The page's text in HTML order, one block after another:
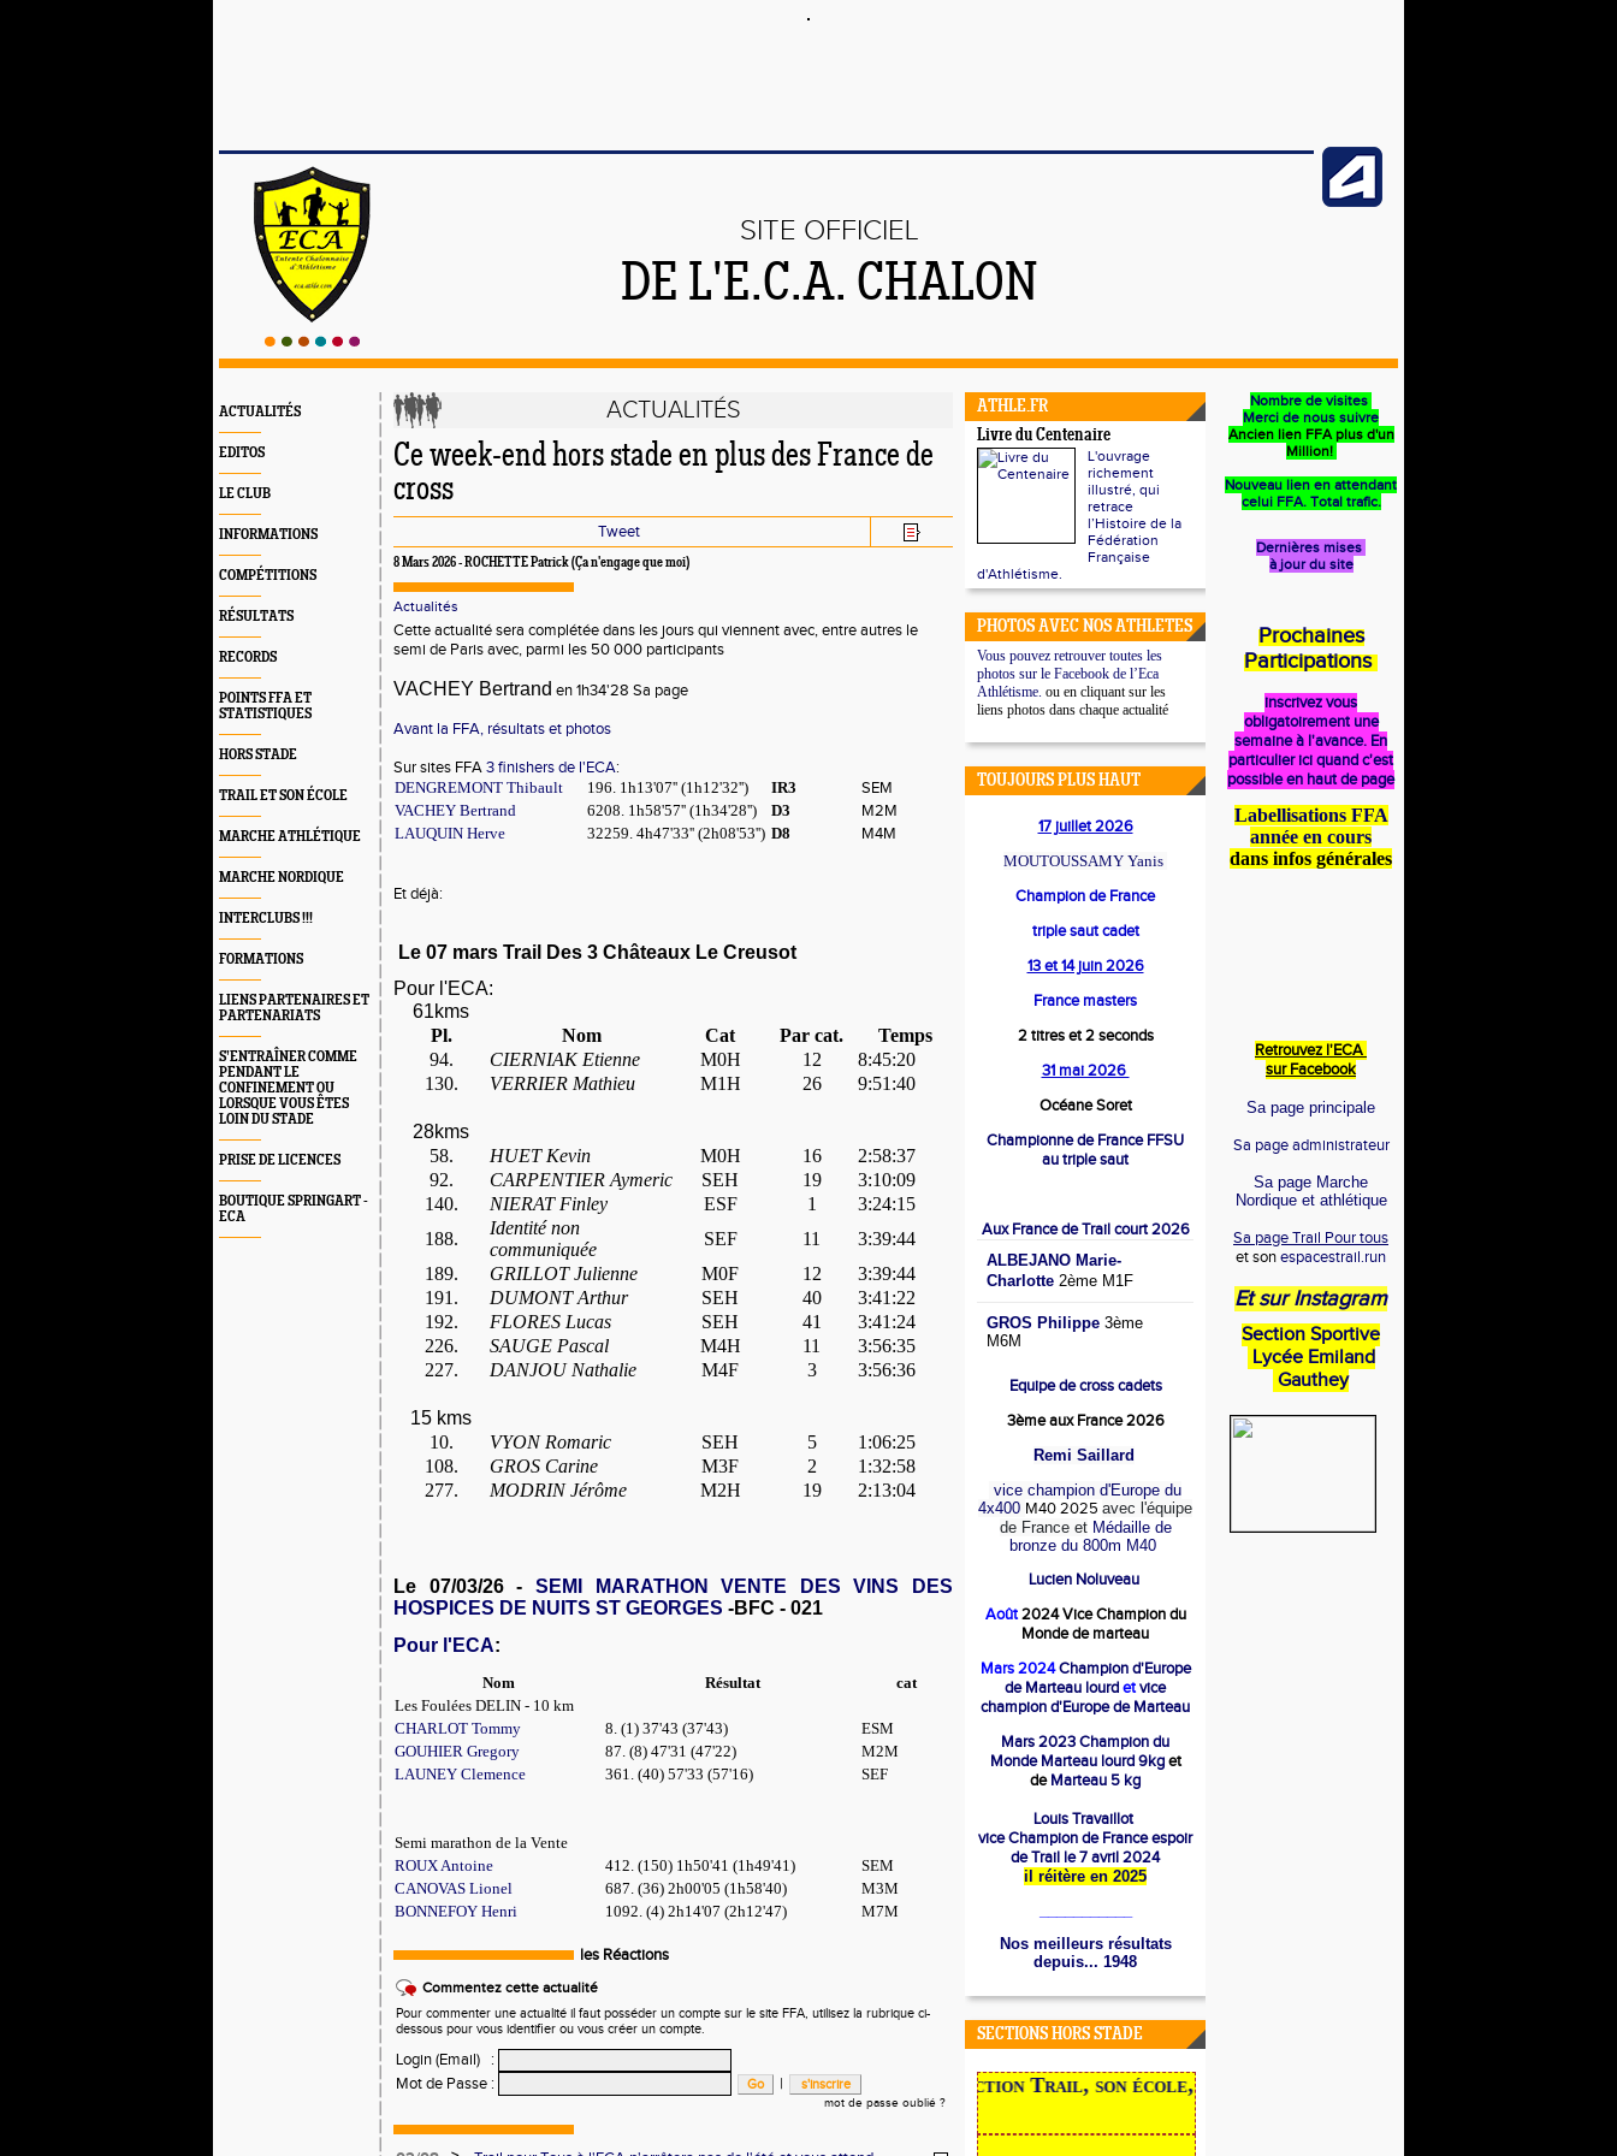
SITE OFFICIEL
DE L'E.C.A. CHALON
ACTUALITÉS
EDITOS
LE CLUB
INFORMATIONS
COMPÉTITIONS
RÉSULTATS
RECORDS
POINTS FFA ET
STATISTIQUES
HORS STADE
TRAIL ET SON ÉCOLE
MARCHE ATHLÉTIQUE
MARCHE NORDIQUE
INTERCLUBS !!!
FORMATIONS
LIENS PARTENAIRES ET
PARTENARIATS
S’ENTRAÎNER COMME
PENDANT LE
CONFINEMENT OU
LORSQUE VOUS ÊTES
LOIN DU STADE
PRISE DE LICENCES
BOUTIQUE SPRINGART -
ECA
ACTUALITÉS
Ce week-end hors stade en plus des France de
cross
Tweet
8 Mars 2026 - ROCHETTE Patrick (Ça n'engage que moi)
Actualités
Cette actualité sera complétée dans les jours qui viennent avec, entre autres le
semi de Paris avec, parmi les 50 000 participants
VACHEY Bertrand en 1h34'28 Sa page
Avant la FFA, résultats et photos
Sur sites FFA3 finishers de l'ECA:
DENGREMONT Thibault 196. 1h13'07'' (1h12'32'') IR3 SEM
VACHEY Bertrand 6208. 1h58'57'' (1h34'28'') D3 M2M
LAUQUIN Herve 32259. 4h47'33'' (2h08'53'') D8 M4M
Et déjà:
Le 07 mars Trail Des 3 Châteaux Le Creusot
Pour l'ECA:
61kms
Pl.
Nom Cat Par cat.
Temps
94.
CIERNIAK Etienne M0H 12
8:45:20
130.
VERRIER Mathieu M1H 26 9:51:40
28kms
58.
HUET Kevin M0H 16
2:58:37
92.
CARPENTIER Aymeric SEH 19
3:10:09
140.
NIERAT Finley ESF 1
3:24:15
188.
Identité non
communiquée
SEF 11
3:39:44
189.
GRILLOT Julienne M0F 12
3:39:44
191.
DUMONT Arthur SEH 40
3:41:22
192.
FLORES Lucas SEH 41
3:41:24
226.
SAUGE Pascal M4H 11
3:56:35
227.
DANJOU Nathalie M4F 3 3:56:36
15 kms
10.
VYON Romaric SEH 5
1:06:25
108.
GROS Carine M3F 2
1:32:58
277.
MODRIN Jérôme M2H 19 2:13:04
Le 07/03/26 - SEMI MARATHON VENTE DES VINS DES
HOSPICES DE NUITS ST GEORGES -BFC - 021
Pour l'ECA:
Nom Résultat
cat
Les Foulées DELIN - 10 km
CHARLOT Tommy
8. (1) 37'43 (37'43)
ESM
GOUHIER Gregory
87. (8) 47'31 (47'22)
M2M
LAUNEY Clemence
361. (40) 57'33 (57'16) SEF
Semi marathon de la Vente
ROUX Antoine
412. (150) 1h50'41 (1h49'41)
SEM
CANOVAS Lionel
687. (36) 2h00'05 (1h58'40)
M3M
BONNEFOY Henri
1092. (4) 2h14'07 (2h12'47) M7M
les Réactions
Commentez cette actualité
Pour commenter une actualité il faut posséder un compte sur le site FFA, utilisez la rubrique ci-
dessous pour vous identifier ou vous créer un compte.
Login (Email)
:
Mot de Passe : |
mot de passe oublié ?
ATHLE.FR
Livre du Centenaire
L'ouvrage
richement
illustré, qui
retrace
l’Histoire de la
Fédération
Française
d'Athlétisme.
PHOTOS AVEC NOS ATHLETES
Vous pouvez retrouver toutes les
photos sur le Facebook de l’Eca
Athlétisme. ou en cliquant sur les
liens photos dans chaque actualité
TOUJOURS PLUS HAUT
17 juillet 2026
MOUTOUSSAMY Yanis
Champion de France
triple saut cadet
13 et 14 juin 2026
France masters
2 titres et 2 seconds
31 mai 2026
Océane Soret
Championne de France FFSU
au triple saut
Aux France de Trail court 2026
ALBEJANO Marie-
Charlotte 2ème M1F
GROS Philippe 3ème
M6M
Equipe de cross cadets
3ème aux France 2026
Remi Saillard
vice champion d'Europe du
4x400 M40 2025 avec l'équipe
de France et Médaille de
bronze du 800m M40
Lucien Noluveau
Août2024 Vice Champion du
Monde de marteau
Mars 2024Champion d'Europe
de Marteau lourdetvice
champion d'Europe de Marteau
Mars 2023 Champion du
Monde Marteau lourd 9kget
deMarteau 5 kg
Louis Travaillot
vice Champion de France espoir
de Trail le 7 avril 2024
il réitère en 2025
Nos meilleurs résultats
depuis... 1948
SECTIONS HORS STADE
NOUVEAU en 2022, la section Trail, son école, ses traces
Nombre de visites
Merci de nous suivre
Ancien lien FFA plus d'un
Million!
Nouveau lien en attendant
celui FFA. Total trafic.
Dernières mises
à jour du site
Prochaines
Participations
inscrivez vous
obligatoirement une
semaine à l'avance. En
particulier ici quand c'est
possible en haut de page
Labellisations FFA
année en cours
dans infos générales
Retrouvez l'ECA
sur Facebook
Sa page principale
Sa page administrateur
Sa page Marche
Nordique et athlétique
Sa page Trail Pour tous
et sonespacestrail.run
Et sur Instagram
Section Sportive
Lycée Emiland
Gauthey